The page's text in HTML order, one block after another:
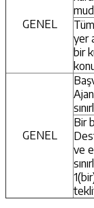
GENEL
yer
bir
GENEL
Bir
ve